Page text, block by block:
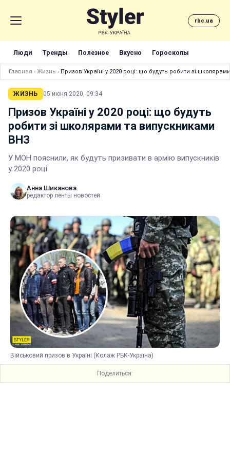
rbc.ua
Люди Тренды Полезное Вкусно Гороскопы
Главная › Жизнь › Призов Україні у 2020 році: що будуть робити зі
ЖИЗНЬ 05 июня 2020, 09:34
Призов Україні у 2020 році: що будуть
робити зі школярами та випускниками
ВНЗ
У МОН пояснили, як будуть призивати в армію випускників
у 2020 році
Анна Шиканова
редактор ленты новостей
Військовий призов в Україні (Колаж РБК-Україна)
Поделиться: